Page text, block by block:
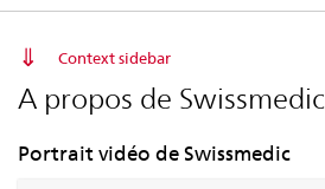
contact
Context sidebar
A propos de Swissmedic
Portrait vidéo de Swissmedic